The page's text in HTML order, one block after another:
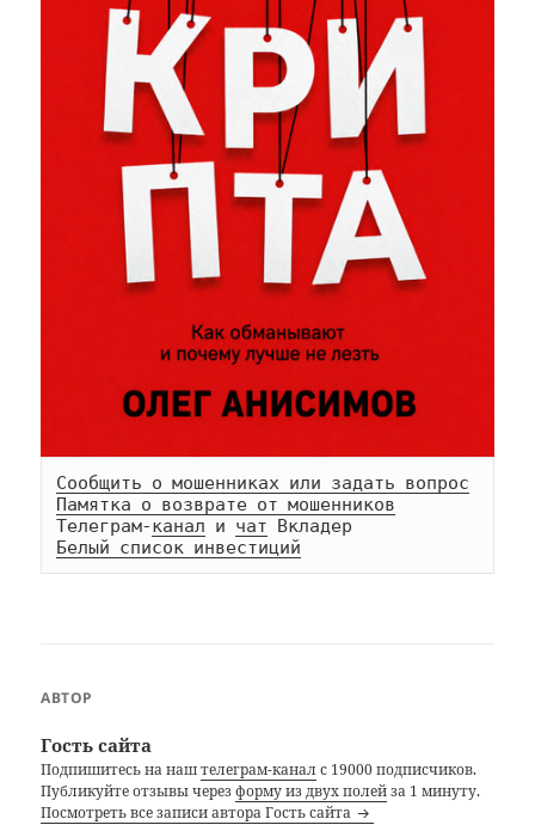
Сообщить о мошенниках или задать вопрос
Памятка о возврате от мошенников
Телеграм-канал и чат
Белый список инвестиций
АВТОР
Гость сайта
Подпишитесь на наштелеграм-каналс 19000 подписчиков.
Публикуйте отзывы черезформу из двух полейза 1 минуту.
Посмотреть все записи автора Гость сайта